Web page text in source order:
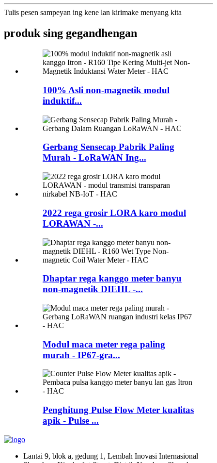
Tulis pesen sampeyan ing kene lan kirimake menyang kita
produk sing gegandhengan
100% Asli non-magnetik modul
induktif...
Gerbang Sensecap Pabrik Paling
Murah - LoRaWAN Ing...
2022 rega grosir LORA karo modul
LORAWAN -...
Dhaptar rega kanggo meter banyu
non-magnetik DIEHL -...
Modul maca meter rega paling
murah - IP67-gra...
Penghitung Pulse Flow Meter kualitas
apik - Pulse ...
Lantai 9, blok a, gedung 1, Lembah Inovasi Internasional